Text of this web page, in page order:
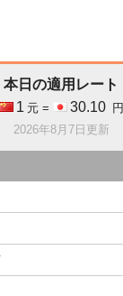
本日の適用レート
1 元 = 30.10
円
2026年8月7日更新